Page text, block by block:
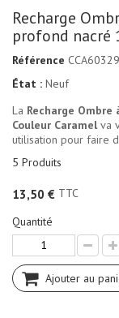
Recharge
profond nacré
Référence
État : Neuf
La Recharge
Couleur Caramelva
utilisation pour faire
5 Produits
13,50 € TTC
Quantité
Ajouter au